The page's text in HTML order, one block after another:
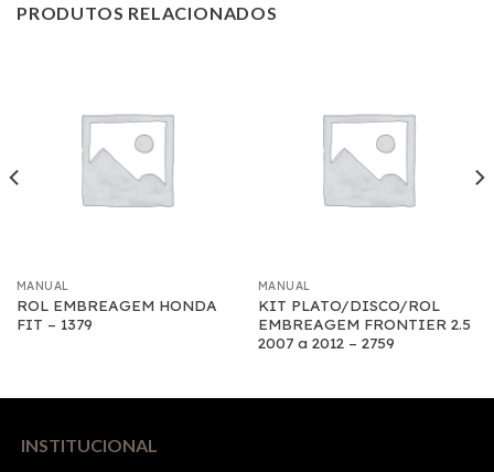
PRODUTOS RELACIONADOS
MANUAL
ROL EMBREAGEM HONDA
FIT – 1379
MANUAL
KIT PLATO/DISCO/ROL
EMBREAGEM FRONTIER 2.5
2007 a 2012 – 2759
INSTITUCIONAL